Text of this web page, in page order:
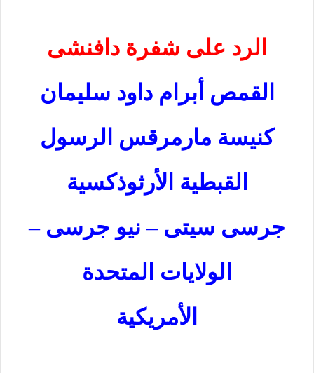
الرد على شفرة دافنشى
القمص أبرام داود سليمان
كنيسة مارمرقس الرسول
القبطية الأرثوذكسية
جرسى سيتى – نيو جرسى –
الولايات المتحدة
الأمريكية